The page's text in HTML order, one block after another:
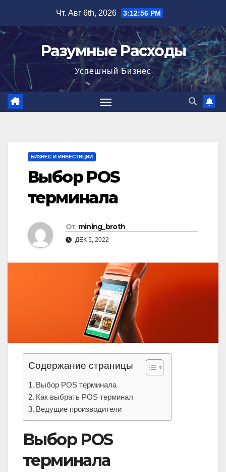
содержимому
Чт. Авг 6th, 2026 3:12:57 PM
Разумные Расходы
Успешный Бизнес
БИЗНЕС И ИНВЕСТИЦИИ
Выбор POS
терминала
От mining_broth
ДЕК 5, 2022
Содержание страницы
Выбор POS терминала
Как выбрать POS терминал
Ведущие производители
Выбор POS
терминала